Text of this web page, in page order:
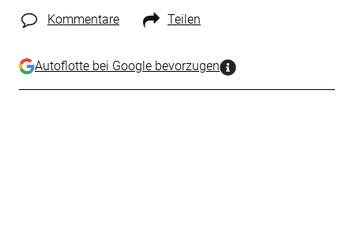
Kommentare Teilen
Autoflotte bei Google bevorzugen